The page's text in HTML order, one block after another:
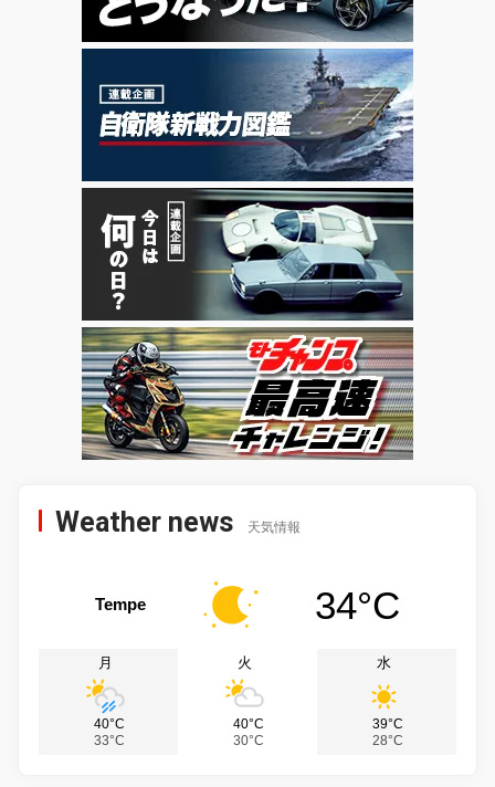
Weather news 天気情報
Tempe 34°C
月
40°C
33°C
火
40°C
30°C
水
39°C
28°C